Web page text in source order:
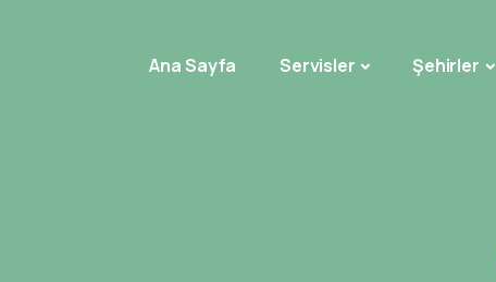
Ana Sayfa Servisler Şehirler